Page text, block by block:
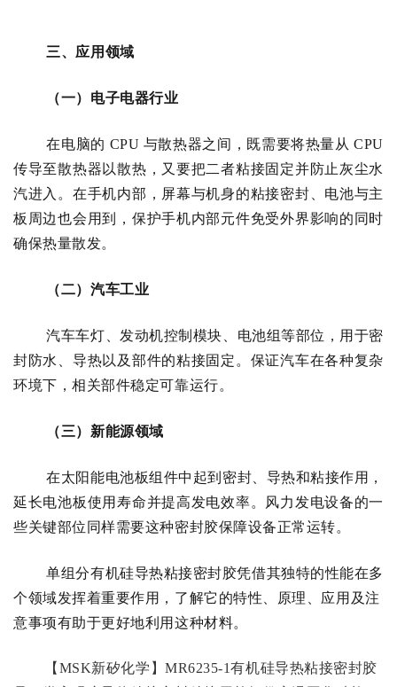
三、应用领域
（一）电子电器行业
在电脑的 CPU 与散热器之间，既需要将热量从 CPU
传导至散热器以散热，又要把二者粘接固定并防止灰尘水
汽进入。在手机内部，屏幕与机身的粘接密封、电池与主
板周边也会用到，保护手机内部元件免受外界影响的同时
确保热量散发。
（二）汽车工业
汽车车灯、发动机控制模块、电池组等部位，用于密
封防水、导热以及部件的粘接固定。保证汽车在各种复杂
环境下，相关部件稳定可靠运行。
（三）新能源领域
在太阳能电池板组件中起到密封、导热和粘接作用，
延长电池板使用寿命并提高发电效率。风力发电设备的一
些关键部位同样需要这种密封胶保障设备正常运转。
单组分有机硅导热粘接密封胶凭借其独特的性能在多
个领域发挥着重要作用，了解它的特性、原理、应用及注
意事项有助于更好地利用这种材料。
【 MSK新矽化学】MR6235-1有机硅导热粘接密封胶